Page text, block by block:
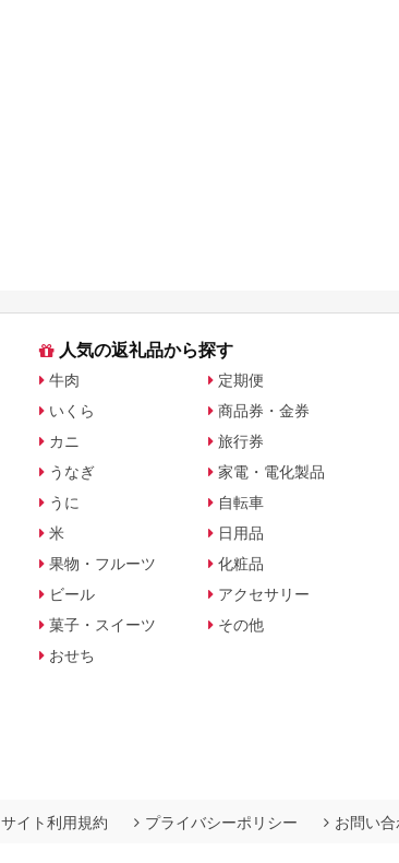
人気の返礼品から探す
牛肉
いくら
カニ
うなぎ
うに
米
果物・フルーツ
ビール
菓子・スイーツ
おせち
定期便
商品券・金券
旅行券
家電・電化製品
自転車
日用品
化粧品
アクセサリー
その他
サイト利用規約 プライバシーポリシー お問い